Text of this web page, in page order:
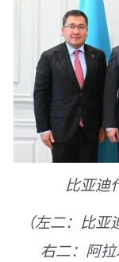
比亚迪
（左二：比
右二：阿拉